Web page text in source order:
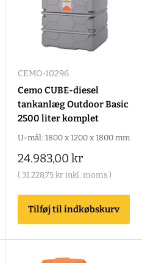
CEMO-10296
Cemo CUBE-diesel
tankanlæg Outdoor Basic
2500 liter komplet
U-mål: 1800 x 1200 x 1800 mm
Salgspris
24.983,00 kr
( 31.228,75 kr inkl. moms )
Tilføj til indkøbskurv